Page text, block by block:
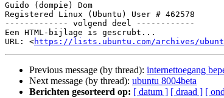
Guido (dompie) Dom
Registered Linux (Ubuntu) User # 462578
------------- volgend deel ------------
Een HTML-bijlage is gescrubt...
URL: <https://lists.ubuntu.com/archives/
Previous message (by thread): internettoegang
Next message (by thread): ubuntu 8004beta
Berichten gesorteerd op: [ datum ] [ draad ] [